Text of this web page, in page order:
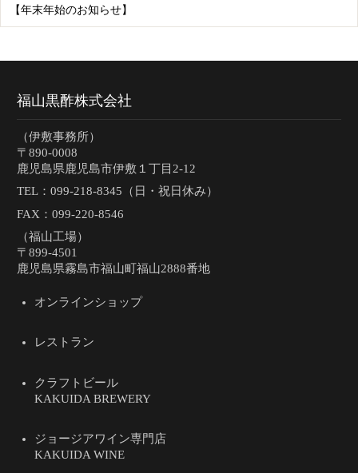
【年末年始のお知らせ】
福山黒酢株式会社
（伊敷事務所）
〒890-0008
鹿児島県鹿児島市伊敷１丁目2-12
TEL：099-218-8345（日・祝日休み）
FAX：099-220-8546
（福山工場）
〒899-4501
鹿児島県霧島市福山町福山2888番地
オンラインショップ
レストラン
クラフトビール
KAKUIDA BREWERY
ジョージアワイン専門店
KAKUIDA WINE